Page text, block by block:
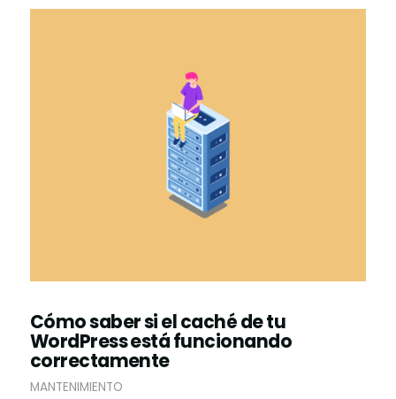
Cómo saber si el caché de tu
WordPress está funcionando
correctamente
MANTENIMIENTO